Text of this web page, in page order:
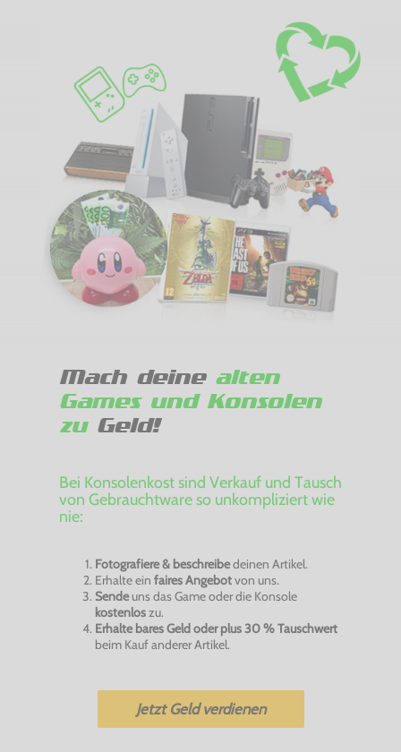
Mach deine alten
Games und Konsolen
zuGeld!
Bei Konsolenkost sind Verkauf und Tausch
von Gebrauchtware so unkompliziert wie
nie:
Fotografiere & beschreibedeinen Artikel.
Erhalte ein faires Angebotvon uns.
Sendeuns das Game oder die Konsole
kostenloszu.
Erhalte bares Geld oder plus 30 % Tauschwert
beim Kauf anderer Artikel.
Jetzt Geld verdienen